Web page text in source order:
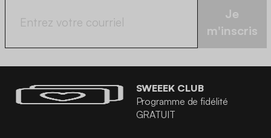
Je
m'inscris
SWEEEK CLUB
Programme de fidélité
GRATUIT